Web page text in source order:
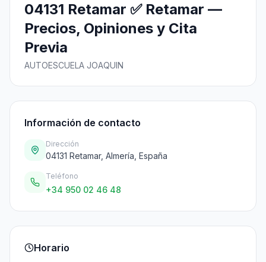
04131 Retamar ✅ Retamar —
Precios, Opiniones y Cita
Previa
AUTOESCUELA JOAQUIN
Información de contacto
Dirección
04131 Retamar, Almería, España
Teléfono
+34 950 02 46 48
Horario